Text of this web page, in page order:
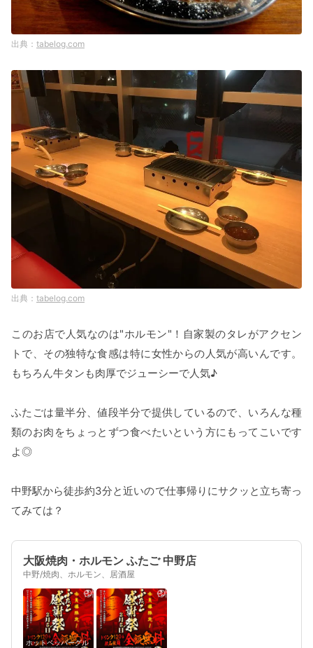
tabelog.com
tabelog.com
このお店で人気なのは"ホルモン"！自家製のタレがアクセン
トで、その独特な食感は特に女性からの人気が高いんです。
もちろん牛タンも肉厚でジューシーで人気♪
ふたごは量半分、値段半分で提供しているので、いろんな種
類のお肉をちょっとずつ食べたいという方にもってこいです
よ◎
中野駅から徒歩約3分と近いので仕事帰りにサクッと立ち寄っ
てみては？
大阪焼肉・ホルモン ふたご 中野店
中野/焼肉、ホルモン、居酒屋
ホットペッパーグル